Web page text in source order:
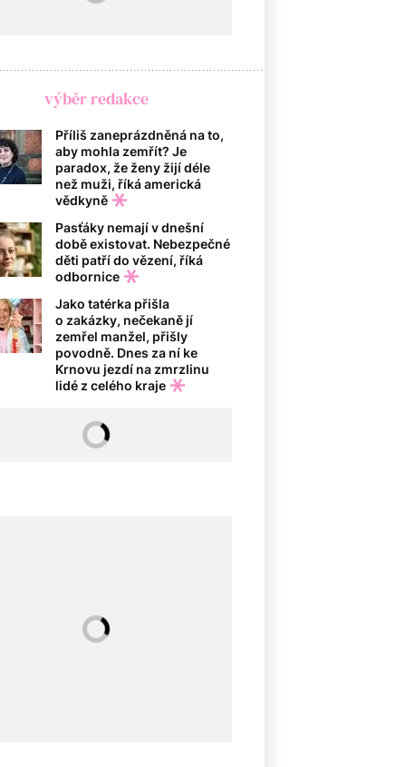
výběr redakce
Příliš zaneprázdněná na to,
aby mohla zemřít? Je
paradox, že ženy žijí déle
než muži, říká americká
vědkyně
Pasťáky nemají v dnešní
době existovat. Nebezpečné
děti patří do vězení, říká
odbornice
Jako tatérka přišla
o zakázky, nečekaně jí
zemřel manžel, přišly
povodně. Dnes za ní ke
Krnovu jezdí na zmrzlinu
lidé z celého kraje